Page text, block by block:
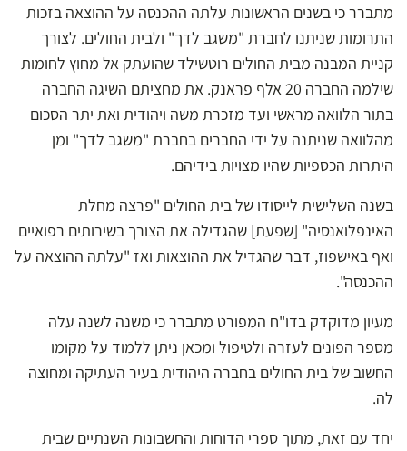
מתברר כי בשנים הראשונות עלתה ההכנסה על ההוצאה בזכות
התרומות שניתנו לחברת "משגב לדך" ולבית החולים. לצורך
קניית המבנה מבית החולים רוטשילד שהועתק אל מחוץ לחומות
שילמה החברה 20 אלף פראנק. את מחציתם השיגה החברה
בתור הלוואה מראשי ועד מזכרת משה ויהודית ואת יתר הסכום
מהלוואה שניתנה על ידי החברים בחברת "משגב לדך" ומן
היתרות הכספיות שהיו מצויות בידיהם.
בשנה השלישית לייסודו של בית החולים "פרצה מחלת
האינפלואנסיה" [שפעת] שהגדילה את הצורך בשירותים רפואיים
ואף באישפוז, דבר שהגדיל את ההוצאות ואז "עלתה ההוצאה על
ההכנסה".
מעיון מדוקדק בדו"ח המפורט מתברר כי משנה לשנה עלה
מספר הפונים לעזרה ולטיפול ומכאן ניתן ללמוד על מקומו
החשוב של בית החולים בחברה היהודית בעיר העתיקה ומחוצה
לה.
יחד עם זאת, מתוך ספרי הדוחות והחשבונות השנתיים שבית